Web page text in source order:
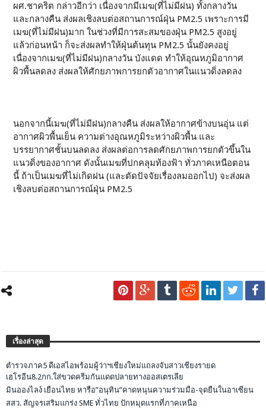
ผศ.ชาคริต กล่าวอีกว่า เนื่องจากมีเมฆ(ที่ไม่มีฝน) ทั้งกลางวัน
และกลางคืน ส่งผลเชิงลบต่อสถานการณ์ฝุ่น PM2.5 เพราะการมี
เมฆ(ที่ไม่มีฝน)มาก ในช่วงที่มีการสะสมของฝุ่น PM2.5 สูงอยู่
แล้วก่อนหน้า ก็จะส่งผลทำให้ฝุ่นต้นทุน PM2.5 นั้นยังคงอยู่
เนื่องจากเมฆ(ที่ไม่มีฝน)กลางวัน บังแดด ทำให้อุณหภูมิอากาศ
ผิวพื้นลดลง ส่งผลให้ศักยภาพการยกตัวอากาศในแนวดิ่งลดลง
นอกจากนี้เมฆ(ที่ไม่มีฝน)กลางคืน ส่งผลให้อากาศข้างบนอุ่น แต่
อากาศผิวพื้นเย็น ความต่างอุณหภูมิระหว่างผิวพื้น และ
บรรยากาศชั้นบนลดลง ส่งผลต่อการลดศักยภาพการยกตัวขึ้นใน
แนวดิ่งของอากาศ ดังนั้นเมฆที่ปกคลุมท้องฟ้า ทั่วภาคเหนือตอน
นี้ ถ้าเป็นเมฆที่ไม่เกิดฝน (และตัดปัจจัยเรื่องลมออกไป) จะส่งผล
เชิงลบต่อสถานการณ์ฝุ่น PM2.5
เรื่องล่าสุด
ตำรวจภาค5 ดีเอสไอพร้อมผู้ว่าฯเชียงใหม่แถลงจับสาวเชียงรายด
เฮโรอีน8.2กก.ใส่ขวดครีมกันแดดปลายทางออสเตรเลีย
มินอองไลง์ เยือนไทย หารือ”อนุทิน”คาดหนุนความร่วมมือ-จุดยืนในอาเซียน
สสว. สัญจรเสริมแกร่ง SME ทั่วไทย ปักหมุดแรกที่ภาคเหนือ